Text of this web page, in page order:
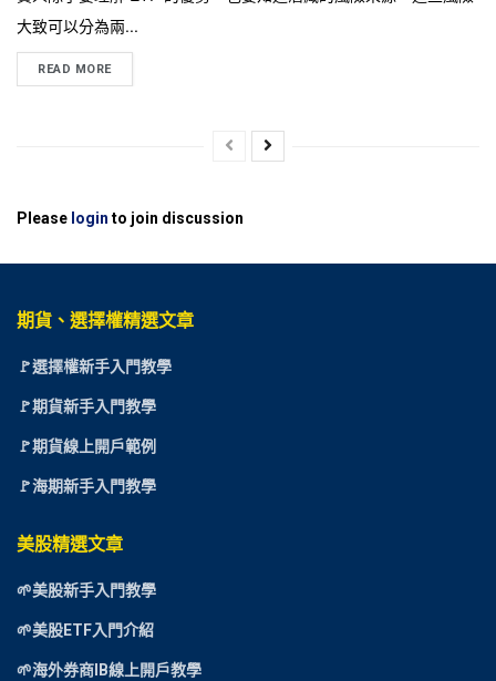
大致可以分為兩...
READ MORE
Please login to join discussion
期貨、選擇權精選文章
🚩選擇權新手入門教學
🚩期貨新手入門教學
🚩期貨線上開戶範例
🚩海期新手入門教學
美股精選文章
🌱美股新手入門教學
🌱美股ETF入門介紹
🌱海外券商IB線上開戶教學